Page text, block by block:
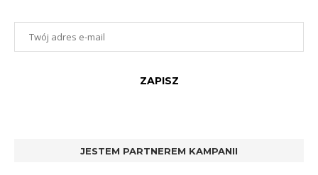
JESTEM PARTNEREM KAMPANII